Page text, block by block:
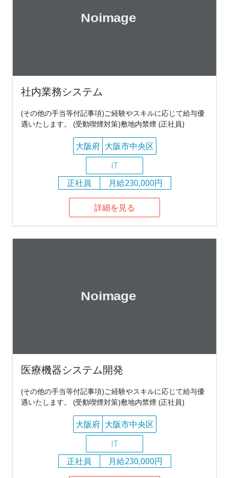
社内業務システム
(その他の手当等付記事項)ご経験やスキルに応じて給与優
遇いたします。 (受動喫煙対策)敷地内禁煙 (正社員)
大阪府 大阪市中央区
IT
正社員
月給230,000円
詳細を見る
医療機器システム開発
(その他の手当等付記事項)ご経験やスキルに応じて給与優
遇いたします。 (受動喫煙対策)敷地内禁煙 (正社員)
大阪府 大阪市中央区
IT
正社員
月給230,000円